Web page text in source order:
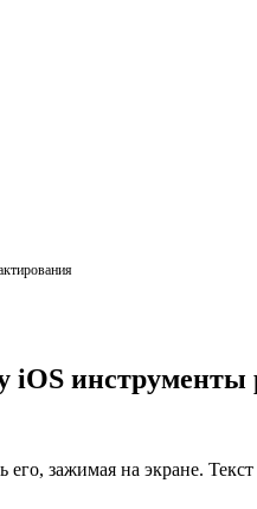
iOS инструменты
его, зажимая на экране.